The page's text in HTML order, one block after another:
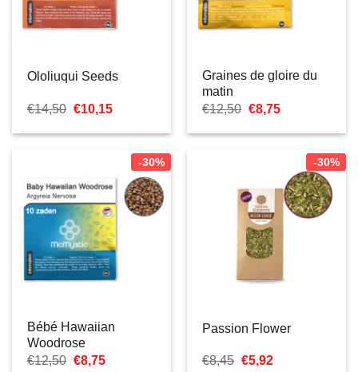
Ololiuqui Seeds
€14,50 Le
initial
€10,15Le
actuel
€10,15.
Graines de gloire du
matin
€12,50 Le
initial
€8,75Le
actuel
€8,75.
-30%
Bébé Hawaiian
Woodrose
€12,50 Le
€8,75Le
-30%
Passion Flower
€8,45 Le
€5,92Le